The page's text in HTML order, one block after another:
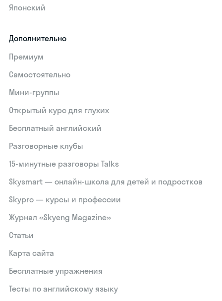
Японский
Дополнительно
Премиум
Самостоятельно
Мини-группы
Открытый курс для глухих
Бесплатный английский
Разговорные клубы
15‑минутные разговоры Talks
Skysmart — онлайн-школа для детей и подростков
Skypro — курсы и профессии
Журнал «Skyeng Magazine»
Статьи
Карта сайта
Бесплатные упражнения
Тесты по английскому языку